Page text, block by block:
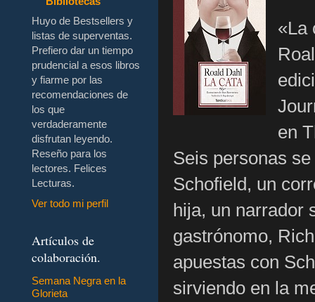
«La
en
Seis personas
Schofield, un
hija, un narrador
gastrónomo,
apuestas con
sirviendo en la
Huyo de Bestsellers y
listas de superventas.
Prefiero dar un tiempo
prudencial a esos libros
y fiarme por las
recomendaciones de
los que
verdaderamente
disfrutan leyendo.
Reseño para los
lectores. Felices
Lecturas.
Ver todo mi perfil
Artículos de
colaboración.
Semana Negra en la
Glorieta